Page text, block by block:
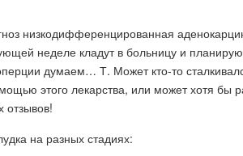
низкодифференцированная
неделе кладут в больницу и
думаем… Т. Может кто-то
этого лекарства, или может хотя бы
отзывов!
на разных стадиях: